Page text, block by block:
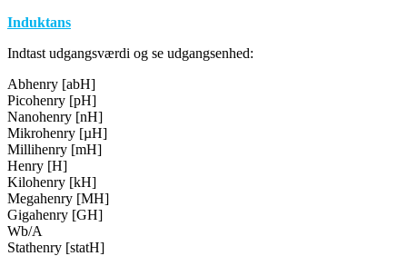
Induktans
Indtast udgangsværdi og se udgangsenhed:
Abhenry [abH]
Picohenry [pH]
Nanohenry [nH]
Mikrohenry [µH]
Millihenry [mH]
Henry [H]
Kilohenry [kH]
Megahenry [MH]
Gigahenry [GH]
Wb/A
Stathenry [statH]